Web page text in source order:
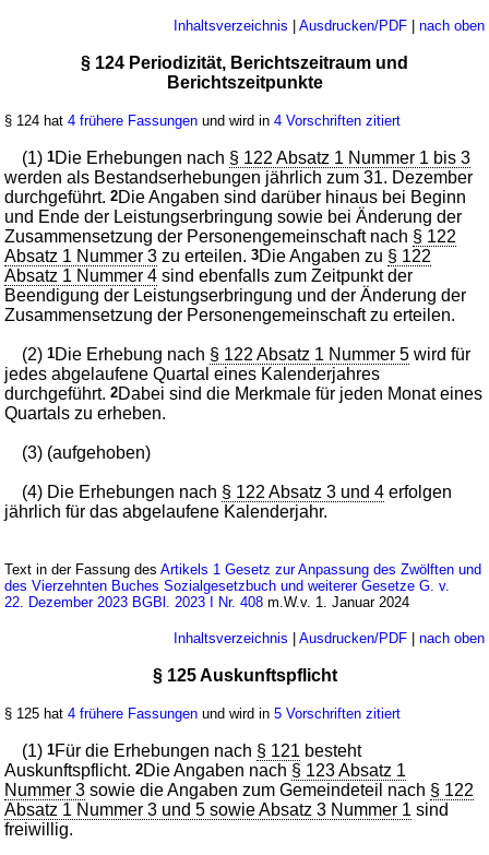
Inhaltsverzeichnis Ausdrucken/PDF| nach oben
§ 124 Periodizität, Berichtszeitraum und
Berichtszeitpunkte
§ 124 hat4 frühere Fassungen und wird in4 Vorschriften zitiert
(1)1Die Erhebungen nach § 122 Absatz 1 Nummer 1 bis 3
werden als Bestandserhebungen jährlich zum 31. Dezember
durchgeführt.2Die Angaben sind darüber hinaus bei Beginn
und Ende der Leistungserbringung sowie bei Änderung der
Zusammensetzung der Personengemeinschaft nach § 122
Absatz 1 Nummer 3 zu erteilen.3Die Angaben zu § 122
Absatz 1 Nummer 4 sind ebenfalls zum Zeitpunkt der
Beendigung der Leistungserbringung und der Änderung der
Zusammensetzung der Personengemeinschaft zu erteilen.
(2)1Die Erhebung nach § 122 Absatz 1 Nummer 5 wird für
jedes abgelaufene Quartal eines Kalenderjahres
durchgeführt.2Dabei sind die Merkmale für jeden Monat eines
Quartals zu erheben.
(3) (aufgehoben)
(4) Die Erhebungen nach § 122 Absatz 3 und 4 erfolgen
jährlich für das abgelaufene Kalenderjahr.
Text in der Fassung desArtikels 1 Gesetz zur Anpassung des Zwölften und
des Vierzehnten Buches Sozialgesetzbuch und weiterer Gesetze G. v.
22. Dezember 2023 BGBl. 2023 I Nr. 408 m.W.v. 1. Januar 2024
Inhaltsverzeichnis Ausdrucken/PDF| nach oben
§ 125 Auskunftspflicht
§ 125 hat4 frühere Fassungen und wird in5 Vorschriften zitiert
(1)1Für die Erhebungen nach § 121 besteht
Auskunftspflicht.2Die Angaben nach § 123 Absatz 1
Nummer 3 sowie die Angaben zum Gemeindeteil nach § 122
Absatz 1 Nummer 3 und 5 sowie Absatz 3 Nummer 1 sind
freiwillig.